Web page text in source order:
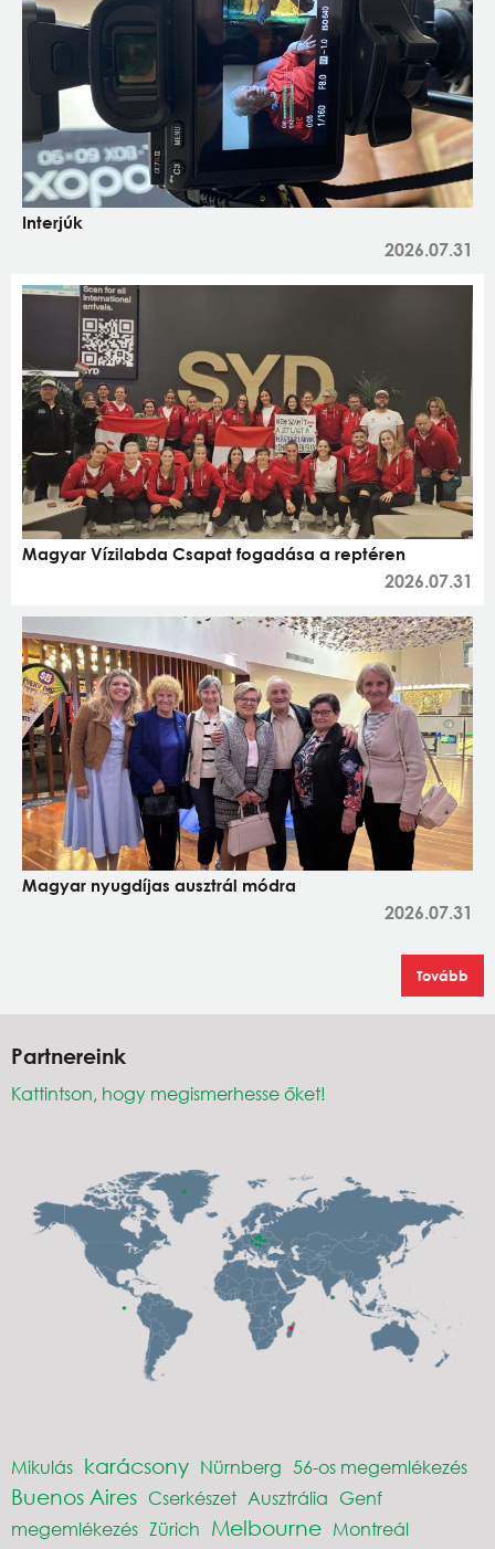
Interjúk
2026.07.31
Magyar Vízilabda Csapat fogadása a reptéren
2026.07.31
Magyar nyugdíjas ausztrál módra
2026.07.31
Tovább
Partnereink
Kattintson, hogy megismerhesse őket!
Mikulás karácsony Nürnberg 56-os megemlékezés
Buenos Aires Cserkészet Ausztrália Genf
megemlékezés Zürich Melbourne Montreál